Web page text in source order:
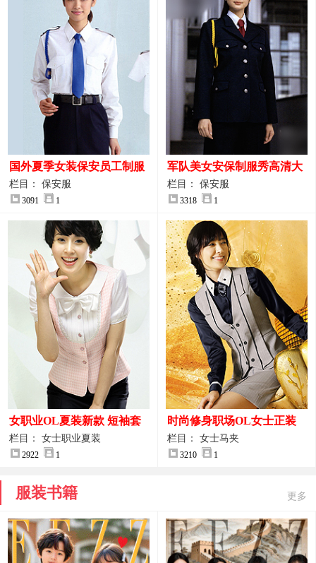
国外夏季女装保安员工制服
装大图
栏目： 保安服
3091 1
军队美女安保制服秀高清大
图
栏目： 保安服
3318 1
女职业OL夏装新款 短袖套
装女正装
栏目： 女士职业夏装
2922 1
时尚修身职场OL女士正装
马甲拍摄大图
栏目： 女士马夹
3210 1
服装书籍 更多